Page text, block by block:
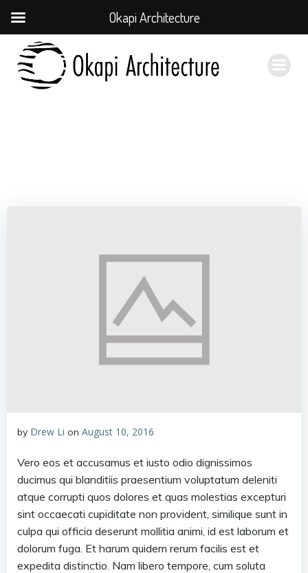
to
content
by Drew Li on August 10, 2016
Vero eos et accusamus et iusto odio dignissimos
ducimus qui blanditiis praesentium voluptatum deleniti
atque corrupti quos dolores et quas molestias excepturi
sint occaecati cupiditate non provident, similique sunt in
culpa qui officia deserunt mollitia animi, id est laborum et
dolorum fuga. Et harum quidem rerum facilis est et
expedita distinctio. Nam libero tempore, cum soluta
Okapi Architecture